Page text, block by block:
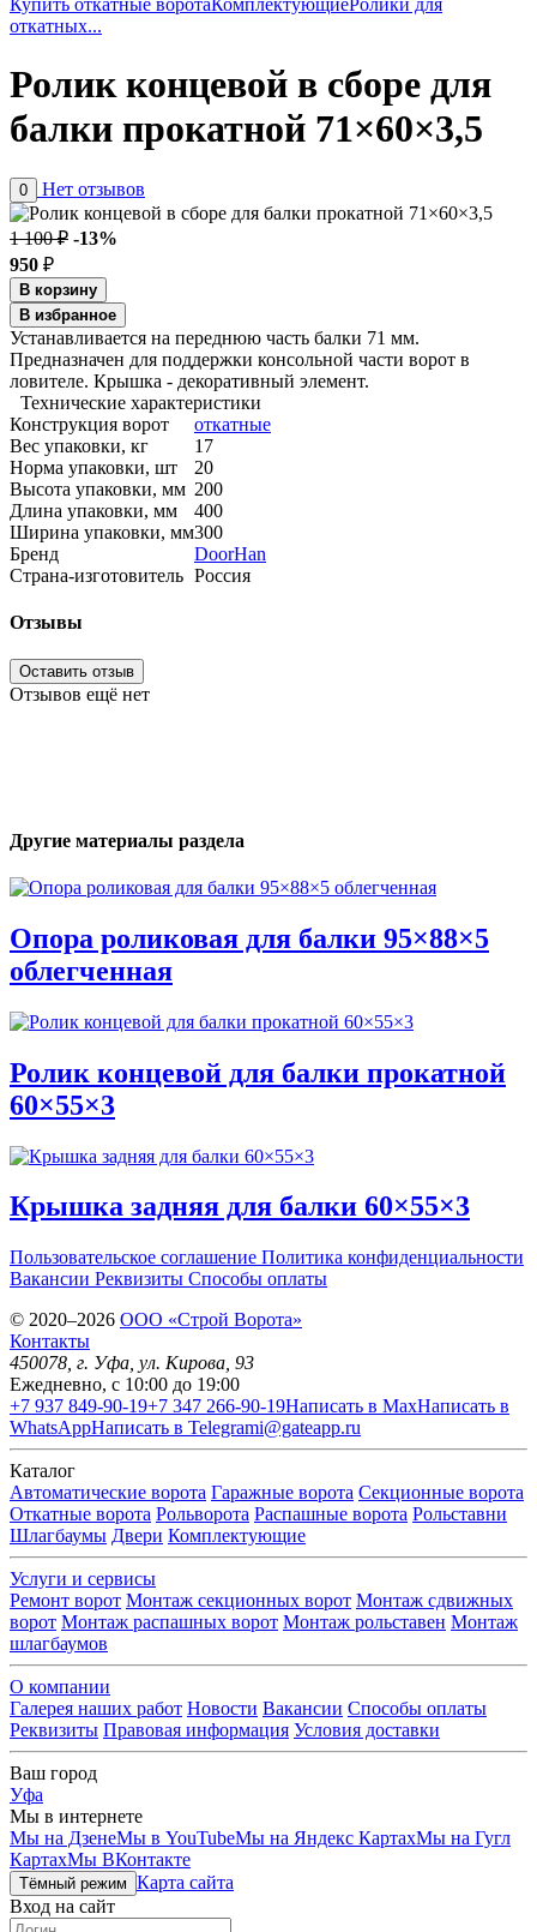
Купить откатные воротаКомплектующиеРолики для
откатных...
Ролик концевой в сборе для
балки прокатной 71×60×3,5
0 Нет отзывов
1 100 ₽ -13%
950 ₽
В корзину
В избранное
Устанавливается на переднюю часть балки 71 мм.
Предназначен для поддержки консольной части ворот в
ловителе. Крышка - декоративный элемент.
Технические характеристики
Конструкция ворот
откатные
Вес упаковки, кг
17
Норма упаковки, шт
20
Высота упаковки, мм 200
Длина упаковки, мм
400
Ширина упаковки, мм300
Бренд
DoorHan
Страна-изготовитель Россия
Отзывы
Оставить отзыв
Отзывов ещё нет
Другие материалы раздела
Опора роликовая для балки 95×88×5
облегченная
Ролик концевой для балки прокатной
60×55×3
Крышка задняя для балки 60×55×3
Пользовательское соглашение Политика конфиденциальности
Вакансии Реквизиты Способы оплаты
© 2020–2026 OOO «Строй Ворота»
Контакты
450078 , г. Уфа ул. Кирова, 93
Ежедневно, с 10:00 до 19:00
+7 937 849-90-19+7 347 266-90-19Написать в MaxНаписать в
WhatsAppНаписать в Telegrami@gateapp.ru
Каталог
Автоматические ворота Гаражные ворота Секционные ворота
Откатные ворота Рольворота Распашные ворота Рольставни
Шлагбаумы Двери Комплектующие
Услуги и сервисы
Ремонт ворот Монтаж секционных ворот Монтаж сдвижных
ворот Монтаж распашных ворот Монтаж рольставен Монтаж
шлагбаумов
О компании
Галерея наших работ Новости Вакансии Способы оплаты
Реквизиты Правовая информация Условия доставки
Ваш город
Уфа
Мы в интернете
Мы на ДзенеМы в YouTubeМы на Яндекс КартахМы на Гугл
КартахМы ВКонтакте
Тёмный режим Карта сайта
Вход на сайт